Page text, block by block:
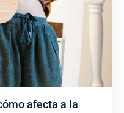
afecta a la